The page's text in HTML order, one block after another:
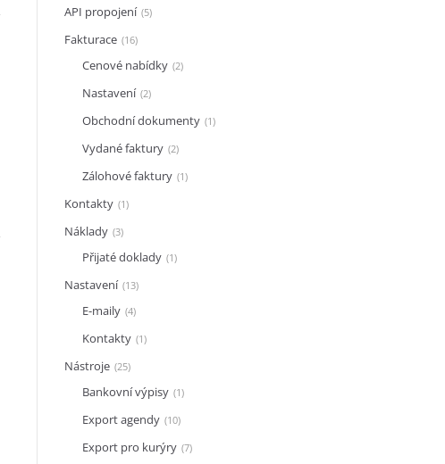
API propojení 5
Fakturace 16
Cenové nabídky 2
Nastavení 2
Obchodní dokumenty 1
Vydané faktury 2
Zálohové faktury 1
Kontakty 1
Náklady 3
Přijaté doklady 1
Nastavení 13
E-maily 4
Kontakty 1
Nástroje 25
Bankovní výpisy 1
Export agendy 10
Export pro kurýry 7